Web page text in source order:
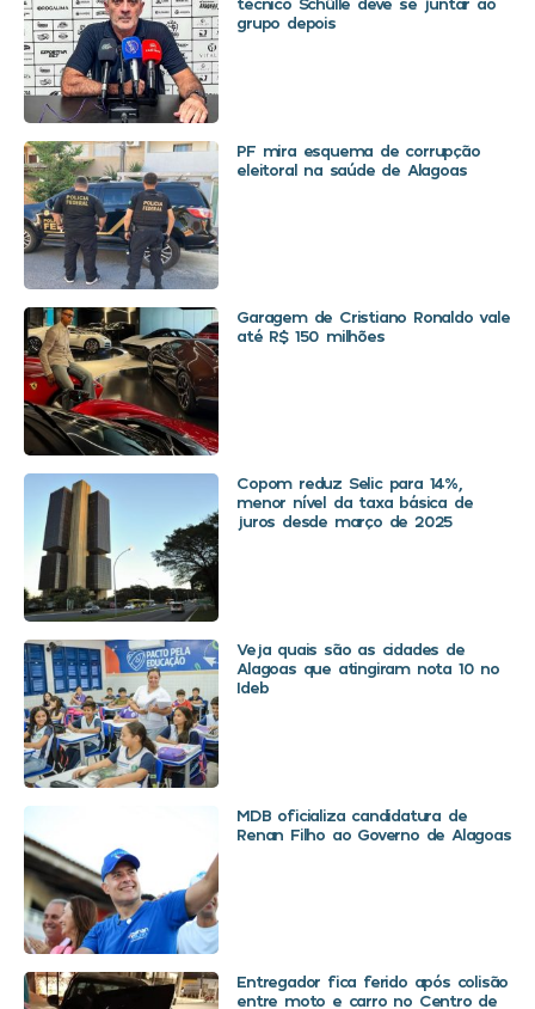
grupo depois
PF mira esquema de corrupção
eleitoral na saúde de Alagoas
Garagem de Cristiano Ronaldo vale
até R$ 150 milhões
Copom reduz Selic para 14%,
menor nível da taxa básica de
juros desde março de 2025
Veja quais são as cidades de
Alagoas que atingiram nota 10 no
Ideb
MDB oficializa candidatura de
Renan Filho ao Governo de Alagoas
Entregador fica ferido após colisão
entre moto e carro no Centro de